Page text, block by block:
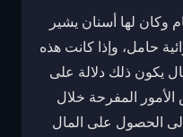
وكان لها أسنان يشير
حامل، وإذا كانت هذه
يكون ذلك دلالة على
المفرحة خلال
الحصول على المال